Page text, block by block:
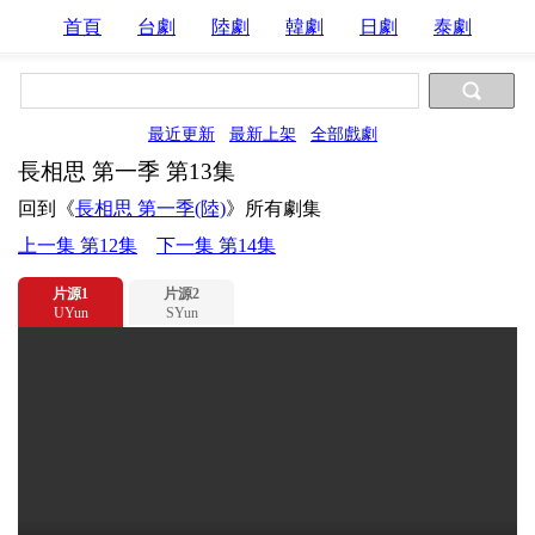
首頁 台劇 陸劇 韓劇 日劇 泰劇
最近更新 最新上架 全部戲劇
長相思 第一季 第13集
回到《長相思 第一季(陸)》所有劇集
上一集 第12集
下一集 第14集
片源1
UYun
片源2
SYun